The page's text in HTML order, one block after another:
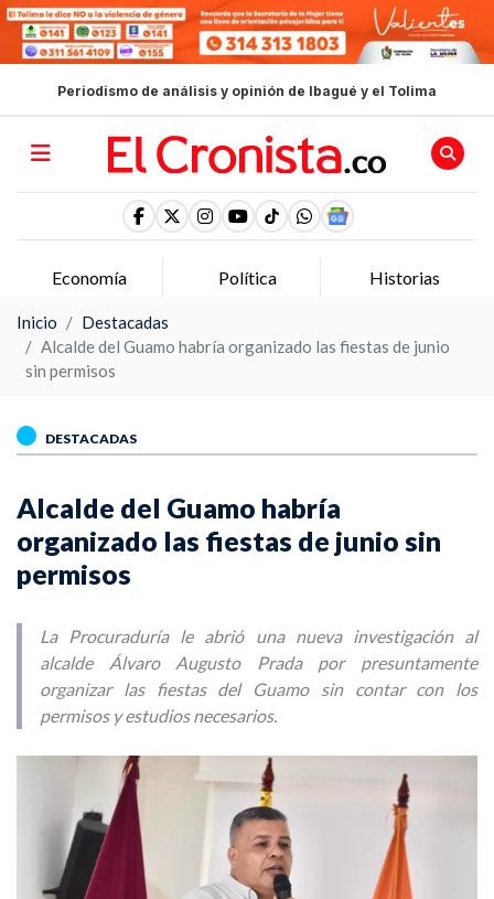
Periodismo de análisis y opinión de Ibagué y el Tolima
Economía Política Historias
Inicio
Destacadas
Alcalde del Guamo habría organizado las fiestas de junio
sin permisos
DESTACADAS
Alcalde del Guamo habría
organizado las fiestas de junio sin
permisos
La Procuraduría le abrió una nueva investigación al
alcalde Álvaro Augusto Prada por presuntamente
organizar las fiestas del Guamo sin contar con los
permisos y estudios necesarios.